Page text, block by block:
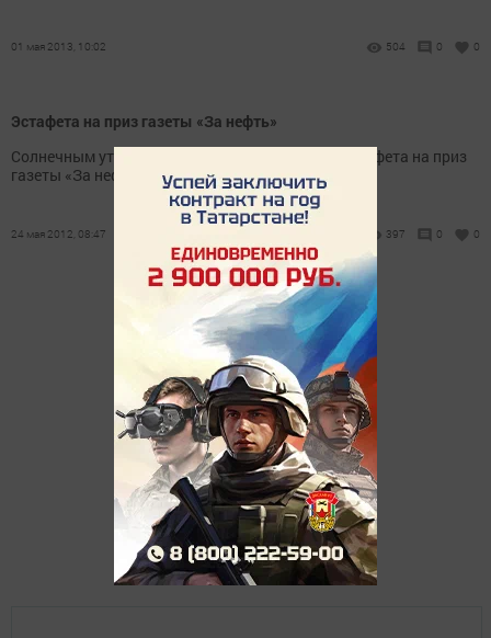
01 мая 2013, 10:02 504 0 0
Эстафета на приз газеты «За нефть»
Солнечным утром состоялась традиционная эстафета на приз
газеты «За нефть».
24 мая 2012, 08:47 397 0 0